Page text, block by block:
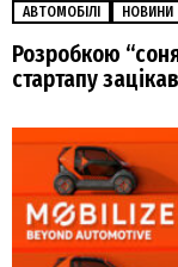
АВТОМОБІЛІ НОВИНИ
Розробкою
стартапу